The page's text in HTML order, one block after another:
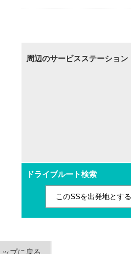
周辺のサービスステーション
ドライブルート検索
このSSを出発地とする
プに戻る